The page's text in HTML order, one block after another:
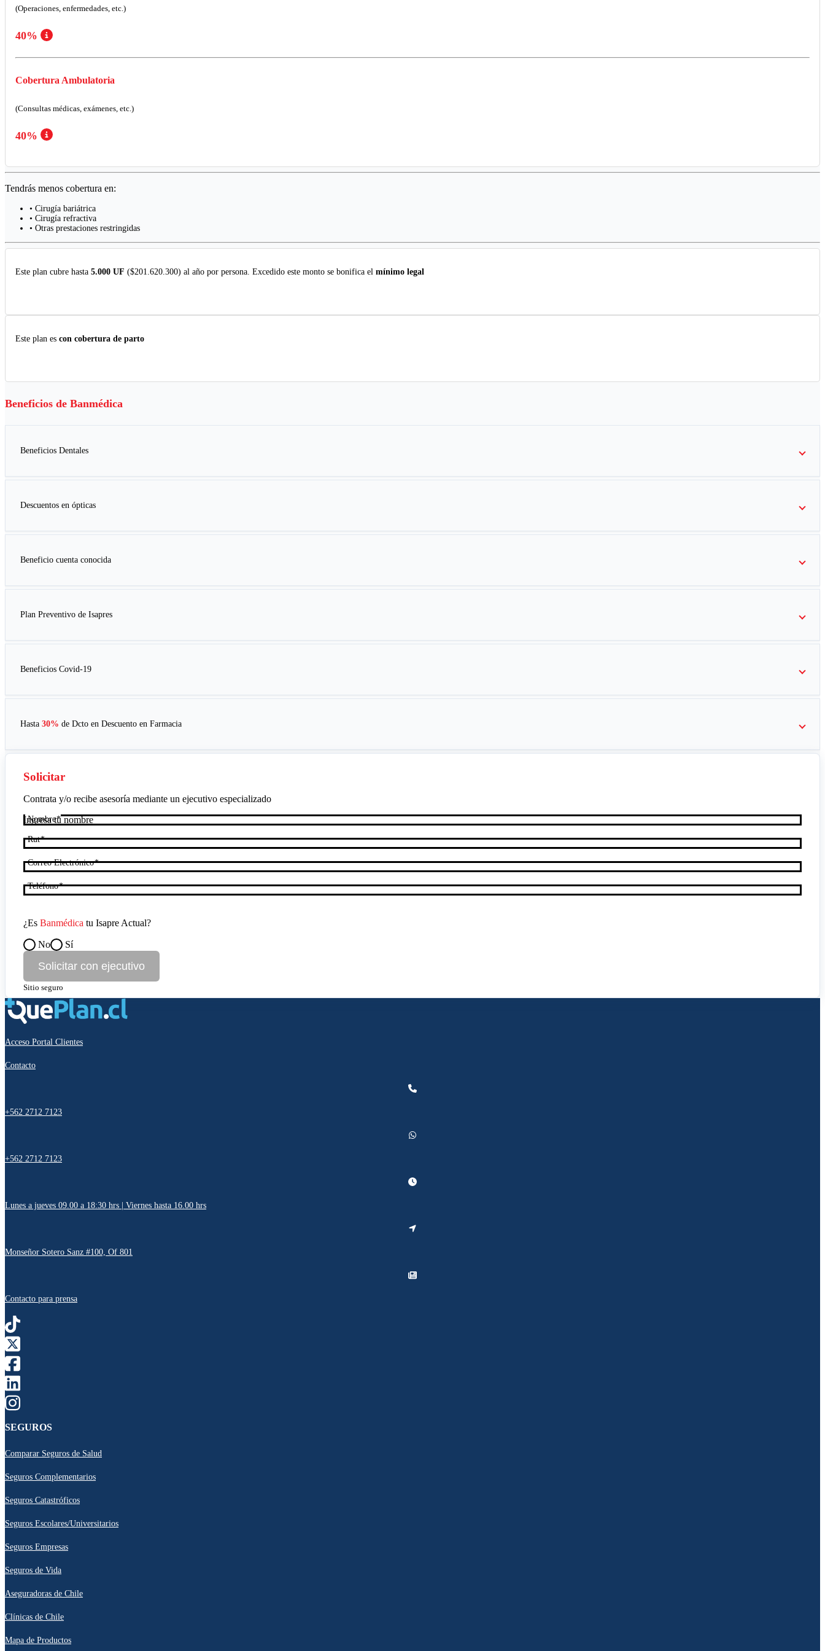
(Operaciones, enfermedades, etc.)
40%
Cobertura Ambulatoria
(Consultas médicas, exámenes, etc.)
40%
Tendrás menos cobertura en:
• Cirugía bariátrica
• Cirugía refractiva
• Otras prestaciones restringidas
Este plan cubre hasta 5.000 UF ($201.620.300) al año por persona. Excedido este monto se bonifica el mínimo legal
Este plan es con cobertura de parto
Beneficios de Banmédica
Beneficios Dentales
Descuentos en ópticas
Beneficio cuenta conocida
Plan Preventivo de Isapres
Beneficios Covid-19
Hasta 30% de Dcto en Descuento en Farmacia
Solicitar
Contrata y/o recibe asesoría mediante un ejecutivo especializado
Nombre
Rut
Correo Electrónico
Teléfono
¿Es Banmédica tu Isapre Actual?
No Sí
Solicitar con ejecutivo
Sitio seguro
Acceso Portal Clientes
Contacto
+562 2712 7123
+562 2712 7123
Lunes a jueves 09.00 a 18:30 hrs | Viernes hasta 16.00 hrs
Monseñor Sotero Sanz #100, Of 801
Contacto para prensa
SEGUROS
Comparar Seguros de Salud
Seguros Complementarios
Seguros Catastróficos
Seguros Escolares/Universitarios
Seguros Empresas
Seguros de Vida
Aseguradoras de Chile
Clínicas de Chile
Mapa de Productos